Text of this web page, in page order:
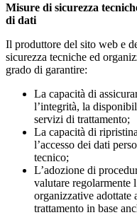
Misure di sicurezza
di dati
Il produttore del sito web e
sicurezza tecniche ed
grado di garantire:
La capacità di
l’integrità, la
servizi di trattamento;
La capacità di
l’accesso dei dati
tecnico;
L’adozione di
valutare regolarmente
organizzative adottate
trattamento in base